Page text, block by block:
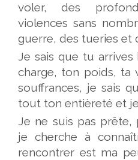
voler, des
violences sans
guerre, des tueries et
Je sais que tu arrives
charge, ton poids, ta
souffrances, je sais
tout ton entièreté et
Je ne suis pas prête,
je cherche à
rencontrer est ma